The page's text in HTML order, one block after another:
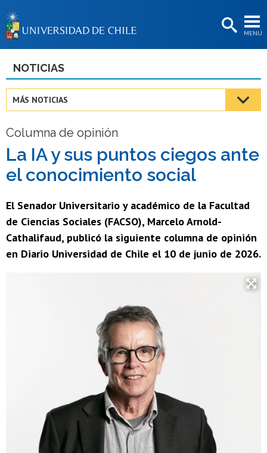
MENÚ
BIBLIOTECAS
Estudiantes
Académicas/os
Funcionarias/os
Egresadas/os
NOTICIAS
MÁS NOTICIAS
Columna de opinión
La IA y sus puntos ciegos ante
el conocimiento social
El Senador Universitario y académico de la Facultad
de Ciencias Sociales (FACSO), Marcelo Arnold-
Cathalifaud, publicó la siguiente columna de opinión
en Diario Universidad de Chile el 10 de junio de 2026.